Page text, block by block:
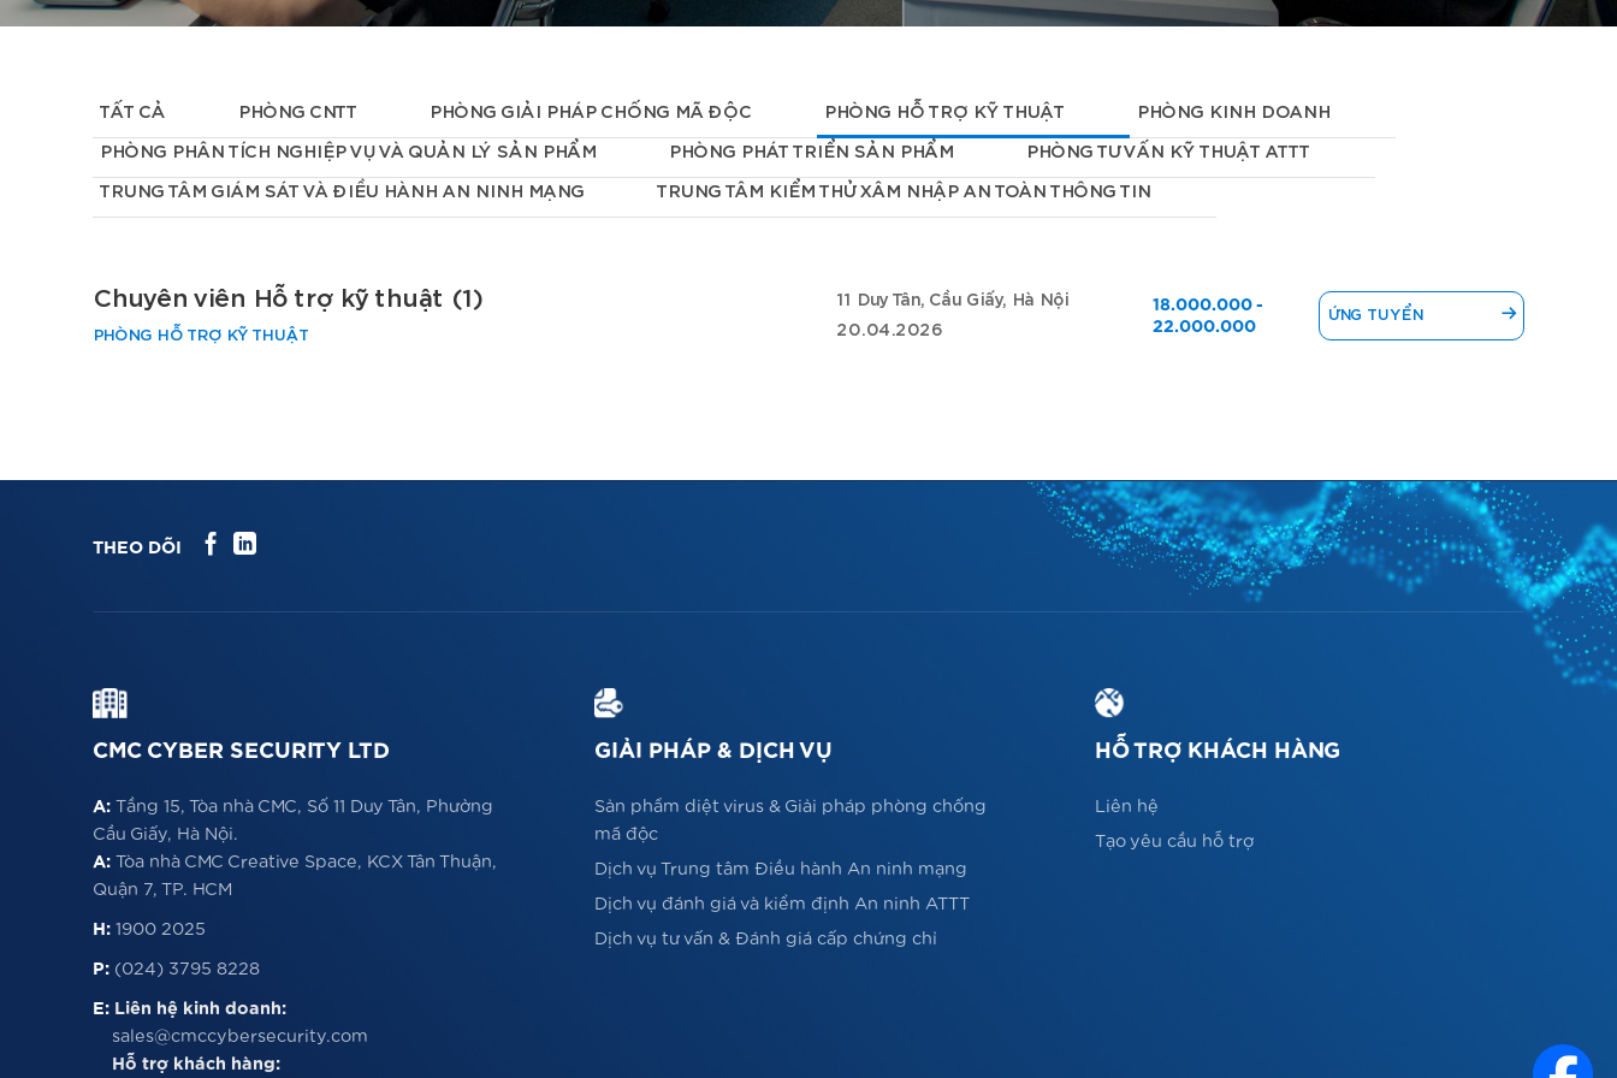
TẤT CẢ PHÒNG CNTT PHÒNG GIẢI PHÁP CHỐNG MÃ ĐỘC PHÒNG HỖ TRỢ KỸ THUẬT PHÒNG KINH DOANH
PHÒNG PHÂN TÍCH NGHIỆP VỤ VÀ QUẢN LÝ SẢN PHẨM PHÒNG PHÁT TRIỂN SẢN PHẨM PHÒNG TƯ VẤN KỸ THUẬT ATTT
TRUNG TÂM GIÁM SÁT VÀ ĐIỀU HÀNH AN NINH MẠNG TRUNG TÂM KIỂM THỬ XÂM NHẬP AN TOÀN THÔNG TIN
Chuyên viên Hỗ trợ kỹ thuật (1)
PHÒNG HỖ TRỢ KỸ THUẬT
11 Duy Tân, Cầu Giấy, Hà Nội
20.04.2026
18.000.000 -
22.000.000
ỨNG TUYỂN
THEO DÕI
CMC CYBER SECURITY LTD
A: Tầng 15, Tòa nhà CMC, Số 11 Duy Tân, Phường
Cầu Giấy, Hà Nội.
A: Tòa nhà CMC Creative Space, KCX Tân Thuận,
Quận 7, TP. HCM
H: 1900 2025
P: (024) 3795 8228
E: Liên hệ kinh doanh:
sales@cmccybersecurity.com
Hỗ trợ khách hàng:
GIẢI PHÁP & DỊCH VỤ
Sản phẩm diệt virus & Giải pháp phòng chống
mã độc
Dịch vụ Trung tâm Điều hành An ninh mạng
Dịch vụ đánh giá và kiểm định An ninh ATTT
Dịch vụ tư vấn & Đánh giá cấp chứng chỉ
HỖ TRỢ KHÁCH HÀNG
Liên hệ
Tạo yêu cầu hỗ trợ